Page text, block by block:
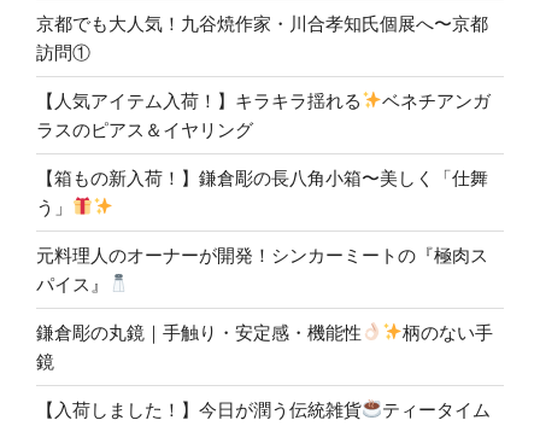
京都でも大人気！九谷焼作家・川合孝知氏個展へ〜京都
訪問①
【人気アイテム入荷！】キラキラ揺れる
ベネチアンガ
ラスのピアス＆イヤリング
【箱もの新入荷！】鎌倉彫の長八角小箱〜美しく「仕舞
う」
元料理人のオーナーが開発！シンカーミートの『極肉ス
パイス』
鎌倉彫の丸鏡｜手触り・安定感・機能性
柄のない手
鏡
【入荷しました！】今日が潤う伝統雑貨
ティータイム